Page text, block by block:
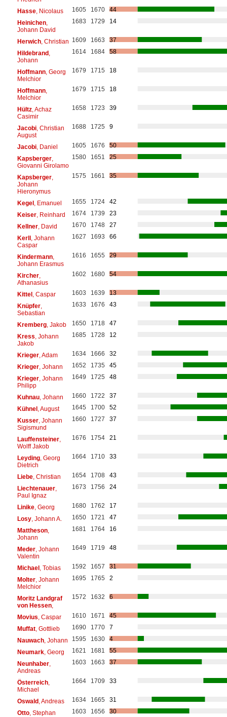
Hasse, Nicolaus 1605 1670
44
Heinichen,
Johann David
1683 1729 14
Herwich, Christian 1609 1663
37
Hildebrand,
Johann
1614 1684 58
Hoffmann, Georg
Melchior
1679 1715 18
Hoffmann,
Melchior
1679 1715 18
Hültz, Achaz
Casimir
1658 1723 39
Jacobi, Christian
August
1688 1725 9
Jacobi, Daniel 1605 1676
50
Kapsberger,
Giovanni Girolamo
1580 1651 25
Kapsberger,
Johann
Hieronymus
1575 1661 35
Kegel, Emanuel 1655 1724
42
Keiser, Reinhard 1674 1739
23
Kellner, David 1670 1748
27
Kerll, Johann
Caspar
1627 1693 66
Kindermann,
Johann Erasmus
1616 1655 29
Kircher,
Athanasius
1602 1680 54
Kittel, Caspar 1603 1639
13
Knüpfer,
Sebastian
1633 1676 43
Kremberg, Jakob 1650 1718
47
Kress , Johann
Jakob
1685 1728 12
Krieger, Adam 1634 1666
32
Krieger, Johann 1652 1735
45
Krieger, Johann
Philipp
1649 1725 48
Kuhnau, Johann 1660 1722
37
Kühnel, August 1645 1700
52
Kusser, Johann
Sigismund
1660 1727 37
Lauffensteiner,
Wolff Jakob
1676 1754 21
Leyding, Georg
Dietrich
1664 1710 33
Liebe, Christian 1654 1708
43
Liechtenauer,
Paul Ignaz
1673 1756 24
Linike, Georg 1680 1762
17
Losy, Johann A. 1650 1721
47
Mattheson,
Johann
1681 1764 16
Meder, Johann
Valentin
1649 1719 48
Michael, Tobias 1592 1657
31
Molter, Johann
Melchior
1695 1765 2
Moritz Landgraf
von Hessen,
1572 1632 6
Movius , Caspar 1610 1671
45
Muffat, Gottlieb 1690 1770
7
Nauwach, Johann 1595 1630
4
Neumark, Georg 1621 1681
55
Neunhaber,
Andreas
1603 1663 37
Österreich,
Michael
1664 1709 33
Oswald, Andreas 1634 1665
31
Otto, Stephan 1603 1656
30